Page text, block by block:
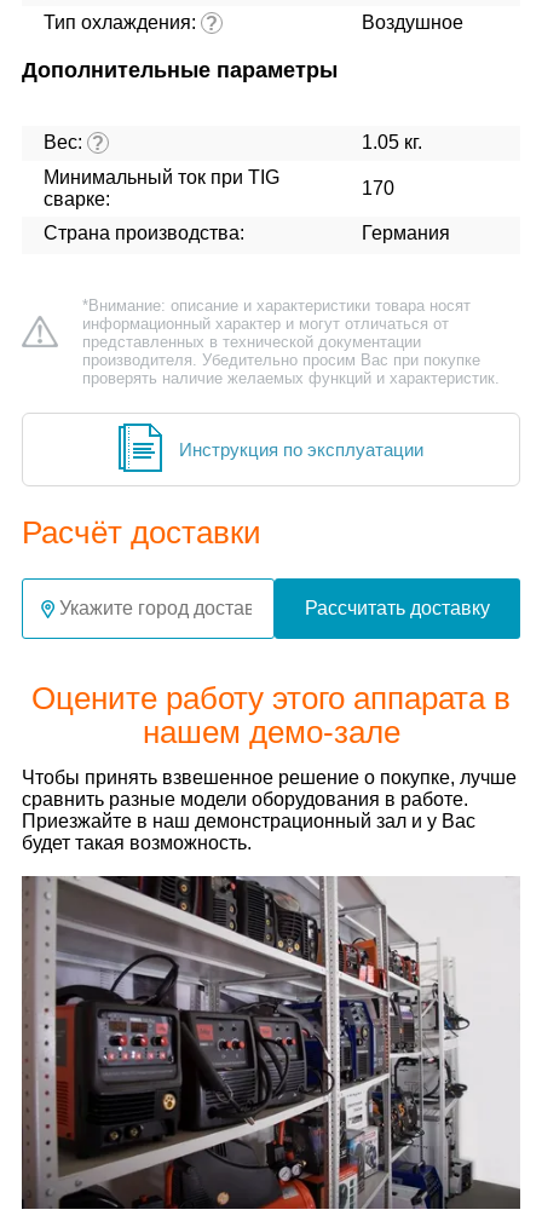
Тип охлаждения: ? Воздушное
Дополнительные параметры
Вес: ?
1.05 кг.
Минимальный ток при TIG
сварке:
170
Страна производства: Германия
*Внимание: описание и характеристики товара носят
информационный характер и могут отличаться от
представленных в технической документации
производителя. Убедительно просим Вас при покупке
проверять наличие желаемых функций и характеристик.
Инструкция по эксплуатации
Расчёт доставки
Рассчитать доставку
Оцените работу этого аппарата в
нашем демо-зале
Чтобы принять взвешенное решение о покупке, лучше
сравнить разные модели оборудования в работе.
Приезжайте в наш демонстрационный зал и у Вас
будет такая возможность.